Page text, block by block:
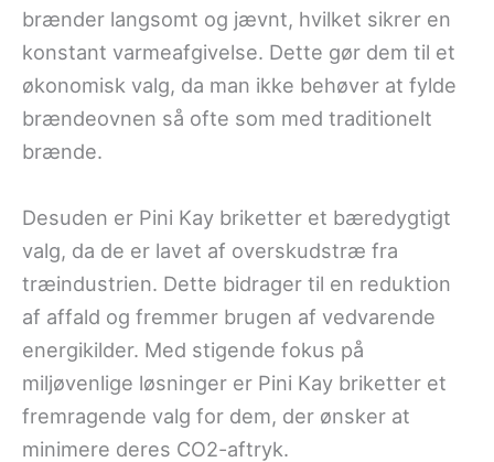
brænder langsomt og jævnt, hvilket sikrer en
konstant varmeafgivelse. Dette gør dem til et
økonomisk valg, da man ikke behøver at fylde
brændeovnen så ofte som med traditionelt
brænde.
Desuden er Pini Kay briketter et bæredygtigt
valg, da de er lavet af overskudstræ fra
træindustrien. Dette bidrager til en reduktion
af affald og fremmer brugen af vedvarende
energikilder. Med stigende fokus på
miljøvenlige løsninger er Pini Kay briketter et
fremragende valg for dem, der ønsker at
minimere deres CO2-aftryk.